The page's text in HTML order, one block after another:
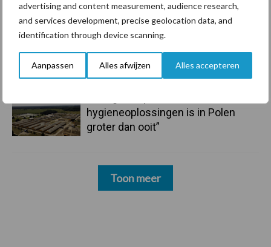
advertising and content measurement, audience research,
and services development, precise geolocation data, and
identification through device scanning.
Aanpassen Alles afwijzen Alles accepteren
Nederlandse markt
6 aug
Tien praktische tips voor een
langere levensduur
hygieneoplossingen is in Polen
groter dan ooit”
Toon meer